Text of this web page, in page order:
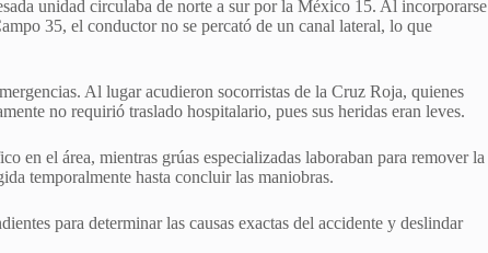
unidad circulaba de norte a sur por la México 15. Al incorporarse
35, el conductor no se percató de un canal lateral, lo que
Al lugar acudieron socorristas de la Cruz Roja, quienes
no requirió traslado hospitalario, pues sus heridas eran leves.
en el área, mientras grúas especializadas laboraban para remover la
temporalmente hasta concluir las maniobras.
para determinar las causas exactas del accidente y deslindar